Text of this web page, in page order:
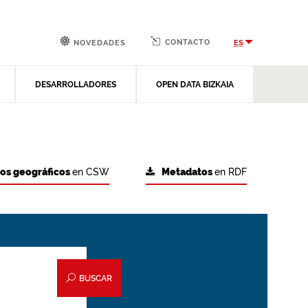
DESARROLLADORES OPEN DATA BIZKAIA
NOVEDADES CONTACTO ES
Metadatosen RDF
geográficosen CSW
BUSCAR